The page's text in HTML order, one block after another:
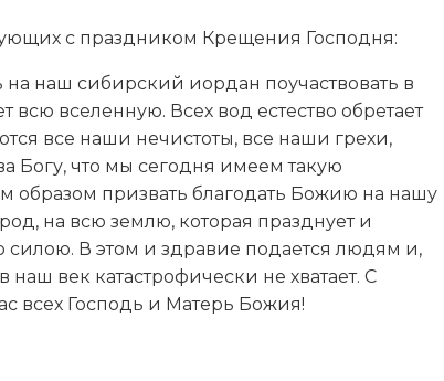
с праздником Крещения Господня:
наш сибирский иордан поучаствовать в
вселенную. Всех вод естество обретает
все наши нечистоты, все наши грехи,
Богу, что мы сегодня имеем такую
образом призвать благодать Божию на нашу
на всю землю, которая празднует и
силою. В этом и здравие подается людям и,
век катастрофически не хватает. С
всех Господь и Матерь Божия!